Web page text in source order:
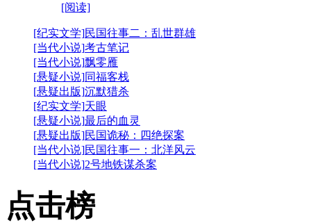
[阅读]
[纪实文学]民国往事二：乱世群雄
[当代小说]考古笔记
[当代小说]飘零雁
[悬疑小说]同福客栈
[悬疑出版]沉默猎杀
[纪实文学]天眼
[悬疑小说]最后的血灵
[悬疑出版]民国诡秘：四绝探案
[当代小说]民国往事一：北洋风云
[当代小说]2号地铁谋杀案
点击榜